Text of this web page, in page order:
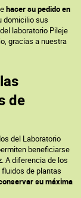
hacer su pedido en
domicilio sus
laboratorio Pileje
gracias a nuestra
de
del Laboratorio
beneficiarse
A diferencia de los
de plantas
su máxima